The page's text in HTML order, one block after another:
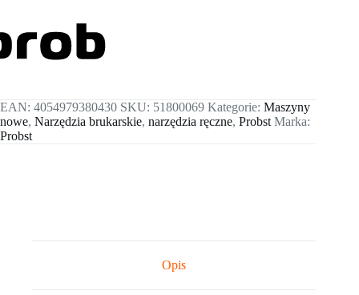
EAN: 4054979380430 SKU: 51800069 Kategorie: Maszyny
nowe, Narzędzia brukarskie, narzędzia ręczne, Probst Marka:
Probst
Opis